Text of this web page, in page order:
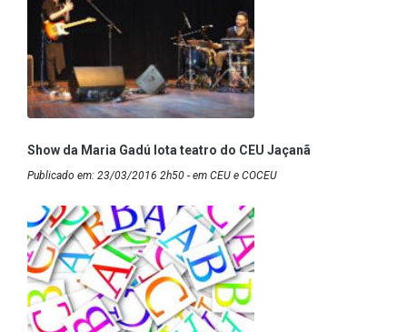
Show da Maria Gadú lota teatro do CEU Jaçanã
Publicado em: 23/03/2016 2h50 - em CEU e COCEU